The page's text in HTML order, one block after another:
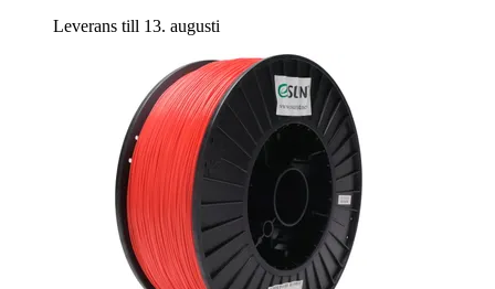
Leverans till 13. augusti